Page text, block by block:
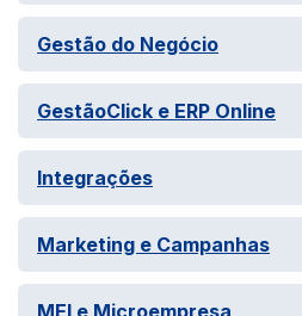
Gestão do Negócio
GestãoClick e ERP Online
Integrações
Marketing e Campanhas
MEI e Microempresa